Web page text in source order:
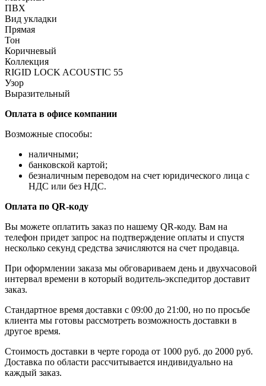
ПВХ
Вид укладки
Прямая
Тон
Коричневый
Коллекция
RIGID LOCK ACOUSTIC 55
Узор
Выразительный
Оплата в офисе компании
Возможные способы:
наличными;
банковской картой;
безналичным переводом на счет юридического лица с
НДС или без НДС.
Оплата по QR-коду
Вы можете оплатить заказ по нашему QR-коду. Вам на
телефон придет запрос на подтверждение оплаты и спустя
несколько секунд средства зачисляются на счет продавца.
При оформлении заказа мы обговариваем день и двухчасовой
интервал времени в который водитель-экспедитор доставит
заказ.
Стандартное время доставки с 09:00 до 21:00, но по просьбе
клиента мы готовы рассмотреть возможность доставки в
другое время.
Стоимость доставки в черте города от 1000 руб. до 2000 руб.
Доставка по области рассчитывается индивидуально на
каждый заказ.